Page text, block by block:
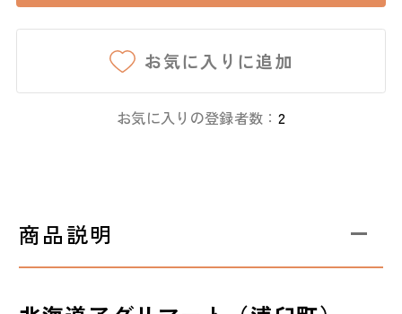
お気に入りに追加
お気に入りの登録者数： 2
商品説明